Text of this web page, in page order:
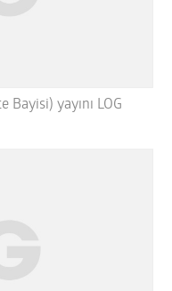
Bayisi) yayını LOG